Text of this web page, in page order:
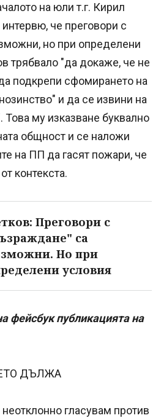
на юли т.г. Кирил
че преговори с
но при определени
трябвало "да докаже, че не
подкрепи сфомирането на
и да се извини на
Това му изказване буквално
общност и се наложи
на ПП да гасят пожари, че
контекста.
Преговори с
са
Но при
условия
фейсбук публикацията на
ДЪЛЖА
гласувам против